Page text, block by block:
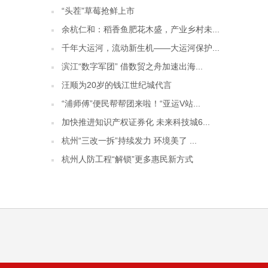
“头茬”草莓抢鲜上市
余杭仁和：稻香鱼肥花木盛，产业乡村未...
千年大运河，流动新生机——大运河保护...
滨江“数字军团” 借数贸之舟加速出海...
汪顺为20岁的钱江世纪城代言
“浦师傅”便民帮帮团来啦！“亚运V站...
加快推进知识产权证券化 未来科技城6...
杭州“三改一拆”持续发力 环境美了 ...
杭州人防工程“解锁”更多惠民新方式